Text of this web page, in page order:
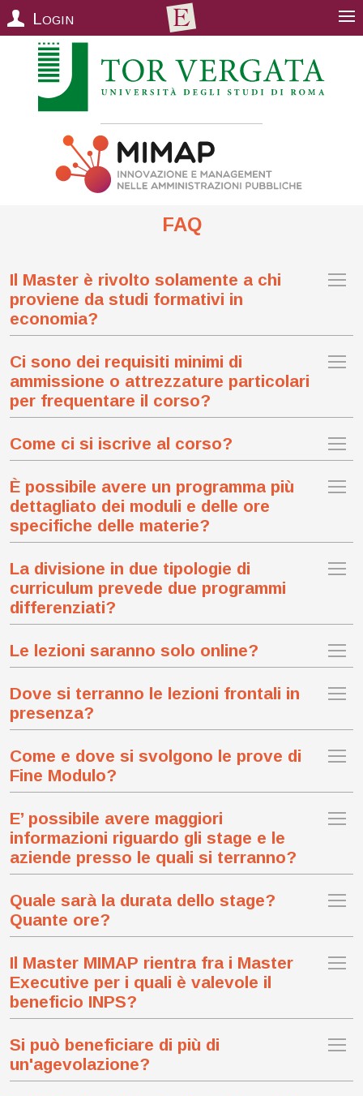
Login
FAQ
Il Master è rivolto solamente a chi
proviene da studi formativi in
economia?
Ci sono dei requisiti minimi di
ammissione o attrezzature particolari
per frequentare il corso?
Come ci si iscrive al corso?
È possibile avere un programma più
dettagliato dei moduli e delle ore
specifiche delle materie?
La divisione in due tipologie di
curriculum prevede due programmi
differenziati?
Le lezioni saranno solo online?
Dove si terranno le lezioni frontali in
presenza?
Come e dove si svolgono le prove di
Fine Modulo?
E’ possibile avere maggiori
informazioni riguardo gli stage e le
aziende presso le quali si terranno?
Quale sarà la durata dello stage?
Quante ore?
Il Master MIMAP rientra fra i Master
Executive per i quali è valevole il
beneficio INPS?
Si può beneficiare di più di
un'agevolazione?